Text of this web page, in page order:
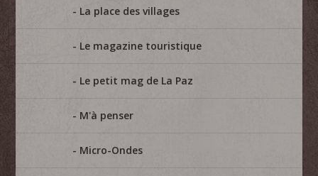
La place des villages
Le magazine touristique
Le petit mag de La Paz
M'à penser
Micro-Ondes